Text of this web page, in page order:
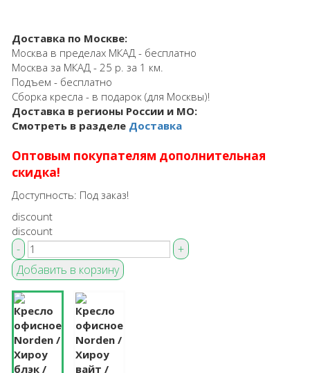
Доставка по Москве:
Москва в пределах МКАД - бесплатно
Москва за МКАД - 25 р. за 1 км.
Подъем - бесплатно
Сборка кресла - в подарок (для Москвы)!
Доставка в регионы России и МО:
Смотреть в разделе Доставка
Оптовым покупателям дополнительная
скидка!
Доступность: Под заказ!
discount
discount